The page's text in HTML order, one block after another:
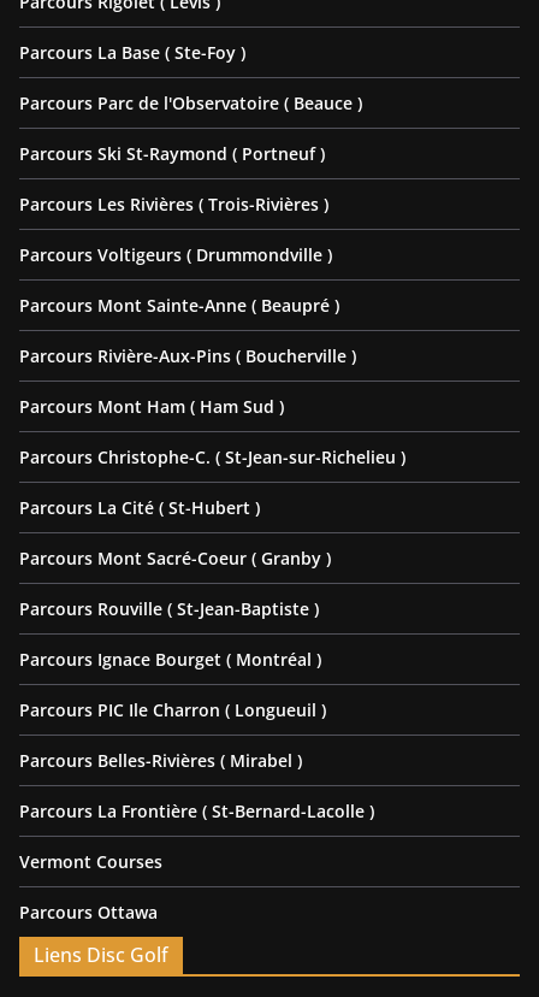
Parcours La Base ( Ste-Foy )
Parcours Parc de l'Observatoire ( Beauce )
Parcours Ski St-Raymond ( Portneuf )
Parcours Les Rivières ( Trois-Rivières )
Parcours Voltigeurs ( Drummondville )
Parcours Mont Sainte-Anne ( Beaupré )
Parcours Rivière-Aux-Pins ( Boucherville )
Parcours Mont Ham ( Ham Sud )
Parcours Christophe-C. ( St-Jean-sur-Richelieu )
Parcours La Cité ( St-Hubert )
Parcours Mont Sacré-Coeur ( Granby )
Parcours Rouville ( St-Jean-Baptiste )
Parcours Ignace Bourget ( Montréal )
Parcours PIC Ile Charron ( Longueuil )
Parcours Belles-Rivières ( Mirabel )
Parcours La Frontière ( St-Bernard-Lacolle )
Vermont Courses
Parcours Ottawa
Liens Disc Golf